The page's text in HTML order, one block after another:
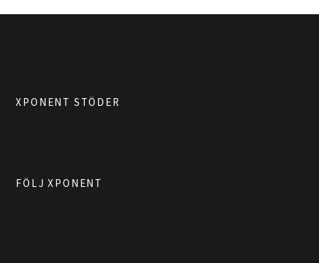
XPONENT STÖDER
FÖLJ XPONENT